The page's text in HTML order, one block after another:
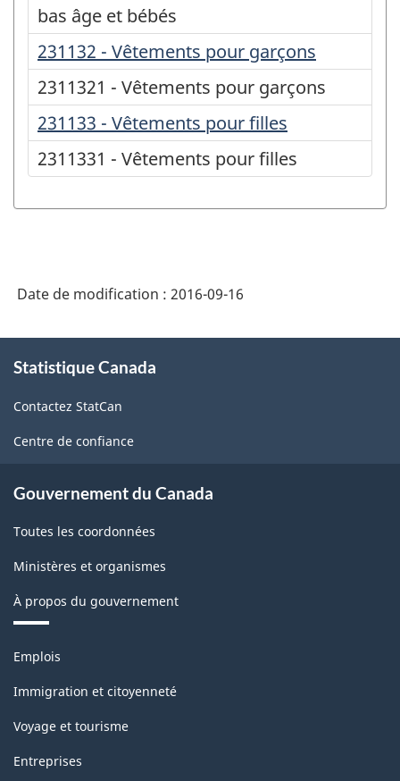
bas âge et bébés
231132 - Vêtements pour garçons
2311321 - Vêtements pour garçons
231133 - Vêtements pour filles
2311331 - Vêtements pour filles
Date de modification : 2016-09-16
propos
ce
site
Statistique Canada
Contactez StatCan
Centre de confiance
Gouvernement du Canada
Toutes les coordonnées
Ministères et organismes
À propos du gouvernement
Thèmes
sujets
Emplois
Immigration et citoyenneté
Voyage et tourisme
Entreprises